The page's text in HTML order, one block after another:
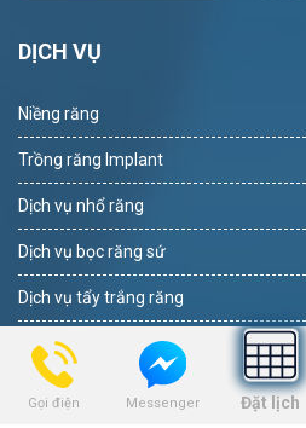
Gọi điện Messenger Đặt lịch
DỊCH VỤ
Niềng răng
Trồng răng Implant
Dịch vụ nhổ răng
Dịch vụ bọc răng sứ
Dịch vụ tẩy trắng răng
Dịch vụ trám răng